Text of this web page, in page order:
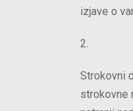
izjave o
2.
Strokovni
strokovne